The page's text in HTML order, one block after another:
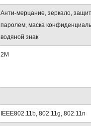
Анти-мерцание, зеркало,
паролем, маска
водяной знак
2М
IEEE802.11b, 802.11g, 802.11n